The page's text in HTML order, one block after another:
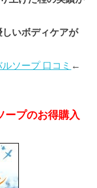
いボディケアが
ソープ 口コミ ←
プのお得購入